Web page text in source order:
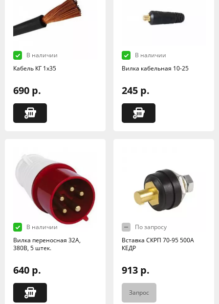
В наличии
Кабель КГ 1х35
690 р.
В наличии
Вилка кабельная 10-25
245 р.
В наличии
Вилка переносная 32А,
380В, 5 штек.
640 р.
По запросу
Вставка СКРП 70-95 500А
КЕДР
913 р.
Запрос